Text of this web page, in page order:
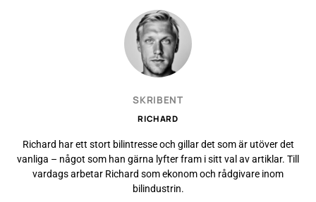
SKRIBENT
RICHARD
Richard har ett stort bilintresse och gillar det som är utöver det
vanliga – något som han gärna lyfter fram i sitt val av artiklar. Till
vardags arbetar Richard som ekonom och rådgivare inom
bilindustrin.